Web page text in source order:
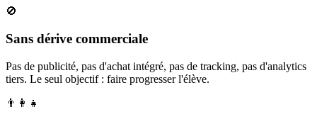
🚫
Sans dérive commerciale
Pas de publicité, pas d'achat intégré, pas de tracking, pas d'analytics
tiers. Le seul objectif : faire progresser l'élève.
👨‍👩‍👧